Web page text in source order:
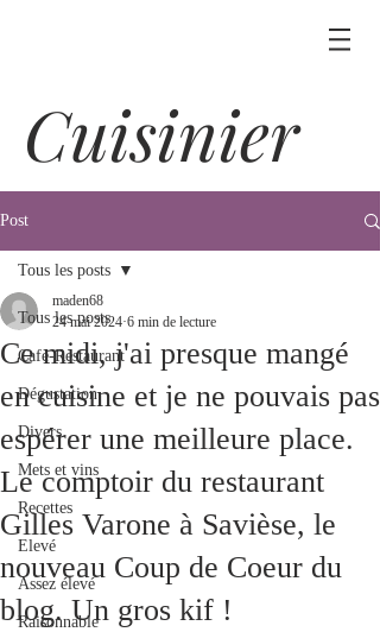
Cuisinier
Post
Tous les posts
Café-Restaurant
Dégustation
Divers
Mets et vins
Recettes
Elevé
Assez élevé
Raisonnable
Tous les posts
Ce midi, j'ai presque mangé
en cuisine et je ne pouvais pas
espérer une meilleure place.
Le comptoir du restaurant
Gilles Varone à Savièse, le
nouveau Coup de Coeur du
blog. Un gros kif !
maden68
24 mai 2024 6 min de lecture